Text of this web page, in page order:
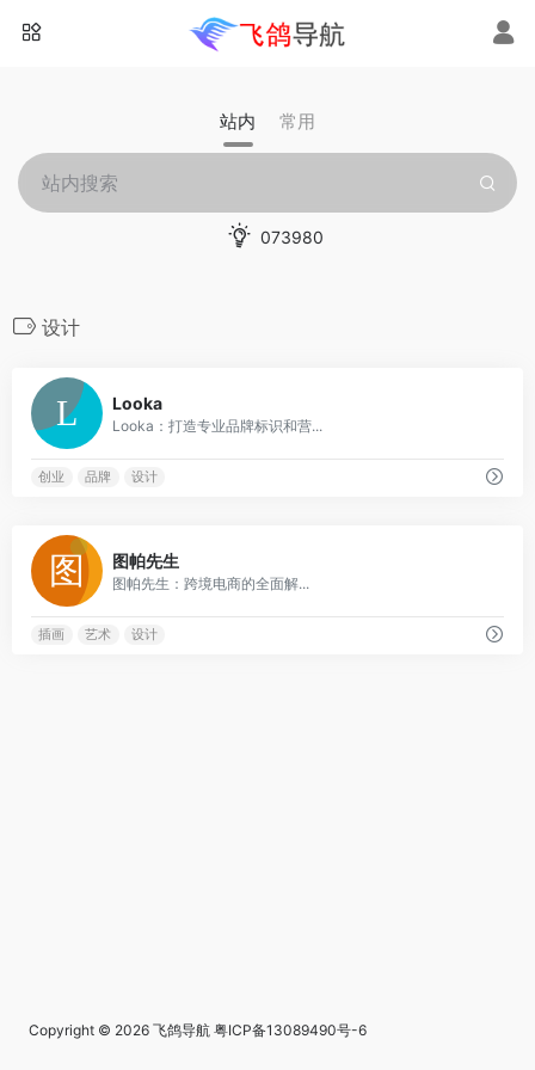
站内 常用
073980
设计
Looka
Looka：打造专业品牌标识和营...
创业 品牌 设计
图帕先生
图帕先生：跨境电商的全面解...
插画 艺术 设计
Copyright © 2026 飞鸽导航 粤ICP备13089490号-6